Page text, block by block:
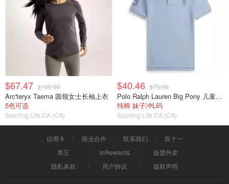
$67.47 $100.00
Arc'teryx Taema 圆领女士长袖上衣
5色可选
Sporting Life CA (CA)
$40.46 $75.00
Polo Ralph Lauren Big Pony 儿童棉质网眼短袖POLO衫
纯棉 妹子冲L码
Sporting Life CA (CA)
信用卡 商业合作 联系我们
双十一
黑五
InRewards
饭团外卖
隐私条款
用户协议 版权声明